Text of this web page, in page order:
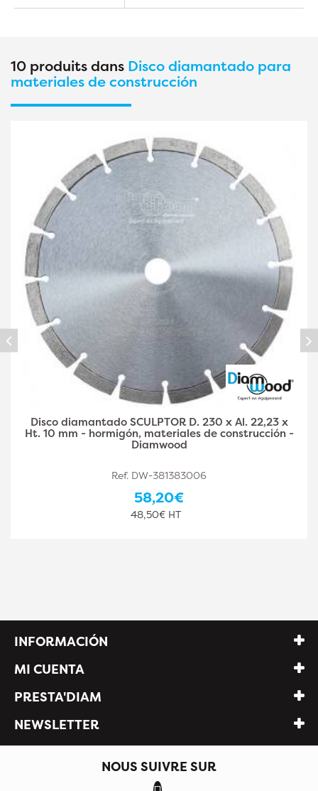
10 produits dans Disco diamantado para
materiales de construcción
Disco diamantado SCULPTOR D. 230 x Al. 22,23 x
Ht. 10 mm - hormigón, materiales de construcción -
Diamwood
Ref. DW-381383006
58,20€
48,50€ HT
INFORMACIÓN
MI CUENTA
PRESTA'DIAM
NEWSLETTER
NOUS SUIVRE SUR